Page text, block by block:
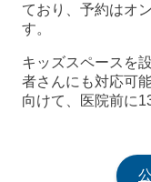
ており、予約はオ
す。
キッズスペースを
者さんにも対応可
向けて、医院前に